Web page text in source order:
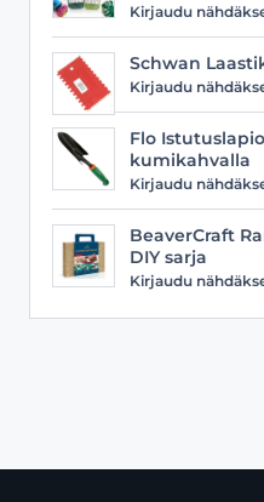
Kirjaudu
Schwan
Kirjaudu
Flo
kumikahvalla
Kirjaudu
BeaverCraft
DIY sarja
Kirjaudu